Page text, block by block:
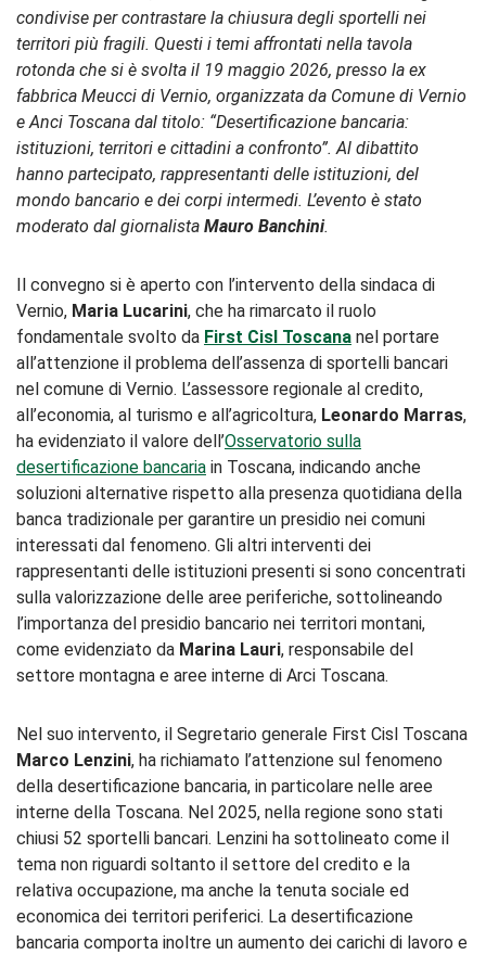
condivise per contrastare la chiusura degli sportelli nei
territori più fragili. Questi i temi affrontati nella tavola
rotonda che si è svolta il 19 maggio 2026, presso la ex
fabbrica Meucci di Vernio, organizzata da Comune di Vernio
e Anci Toscana dal titolo: “Desertificazione bancaria:
istituzioni, territori e cittadini a confronto”. Al dibattito
hanno partecipato, rappresentanti delle istituzioni, del
mondo bancario e dei corpi intermedi. L’evento è stato
moderato dal giornalista Mauro Banchini.
Il convegno si è aperto con l’intervento della sindaca di
Vernio, Maria Lucarini, che ha rimarcato il ruolo
fondamentale svolto da First Cisl Toscana nel portare
all’attenzione il problema dell’assenza di sportelli bancari
nel comune di Vernio. L’assessore regionale al credito,
all’economia, al turismo e all’agricoltura, Leonardo Marras,
ha evidenziato il valore dell’Osservatorio sulla
desertificazione bancaria in Toscana, indicando anche
soluzioni alternative rispetto alla presenza quotidiana della
banca tradizionale per garantire un presidio nei comuni
interessati dal fenomeno. Gli altri interventi dei
rappresentanti delle istituzioni presenti si sono concentrati
sulla valorizzazione delle aree periferiche, sottolineando
l’importanza del presidio bancario nei territori montani,
come evidenziato da Marina Lauri, responsabile del
settore montagna e aree interne di Arci Toscana.
Nel suo intervento, il Segretario generale First Cisl Toscana
Marco Lenzini, ha richiamato l’attenzione sul fenomeno
della desertificazione bancaria, in particolare nelle aree
interne della Toscana. Nel 2025, nella regione sono stati
chiusi 52 sportelli bancari. Lenzini ha sottolineato come il
tema non riguardi soltanto il settore del credito e la
relativa occupazione, ma anche la tenuta sociale ed
economica dei territori periferici. La desertificazione
bancaria comporta inoltre un aumento dei carichi di lavoro e